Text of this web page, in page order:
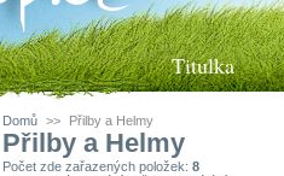
Titulka
Domů >> Přilby a Helmy
Přilby a Helmy
Počet zde zařazených položek:8